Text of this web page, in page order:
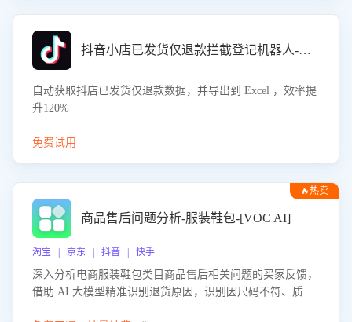
抖音小店已发货仅退款拦截登记机器人-八爪鱼
自动获取抖店已发货仅退款数据，并导出到 Excel ，效率提
升120%
免费试用
🔥热卖
商品售后问题分析-服装鞋包-[VOC AI]
淘宝 | 京东 | 抖音 | 快手
深入分析电商服装鞋包类目商品售后相关问题的买家反馈，
借助 AI 大模型精准识别退货原因，识别因尺码不符、质量